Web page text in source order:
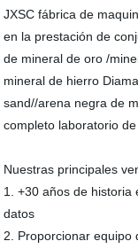
JXSC fábrica de
en la prestación de
de mineral de oro /
mineral de hierro
sand//arena negra de
completo laboratorio
Nuestras principales
1. +30 años de
datos
2. Proporcionar equipo